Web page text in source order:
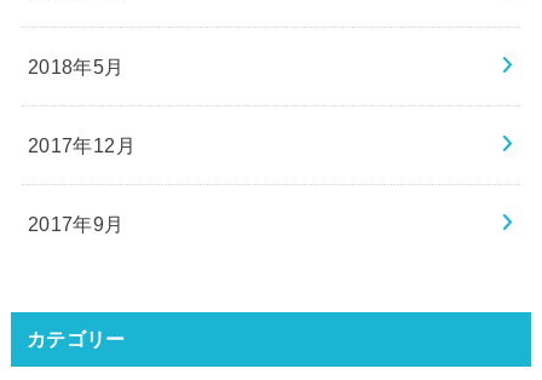
2018年5月
2017年12月
2017年9月
カテゴリー